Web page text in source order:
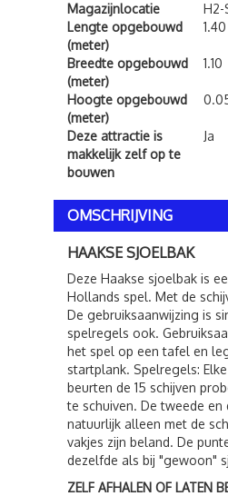
Magazijnlocatie
H2-
Lengte opgebouwd
(meter)
1.40
Breedte opgebouwd
(meter)
1.10
Hoogte opgebouwd
(meter)
Deze attractie is
makkelijk zelf op te
bouwen
Ja
OMSCHRIJVING
HAAKSE SJOELBAK
Deze Haakse sjoelbak is
Hollands spel. Met de
De gebruiksaanwijzing is
spelregels ook.
het spel op een tafel en
startplank. Spelregels:
beurten de 15 schijven
te schuiven. De tweede en
natuurlijk alleen met de
vakjes zijn beland. De
dezelfde als bij "gewoon"
ZELF AFHALEN OF LATEN